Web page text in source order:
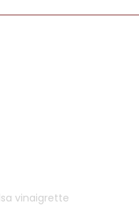
vinaigrette